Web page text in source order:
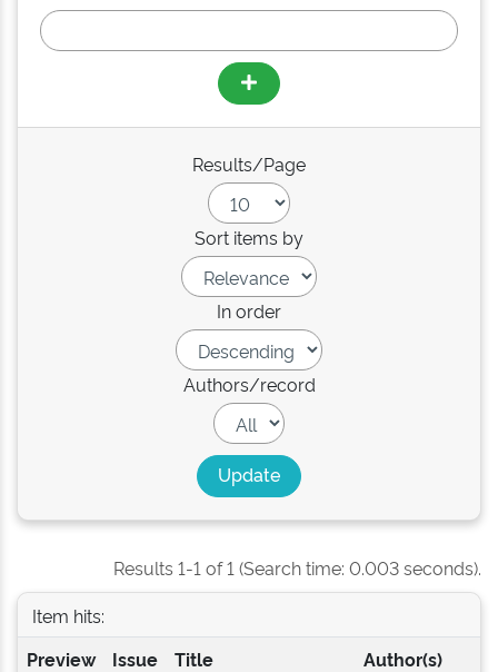
Results/Page
Sort items by
In order
Authors/record
Results 1-1 of 1 (Search time: 0.003 seconds).
Item hits:
Preview
Issue
Title Author(s)